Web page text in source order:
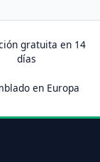
gratuita en 14
días
en Europa